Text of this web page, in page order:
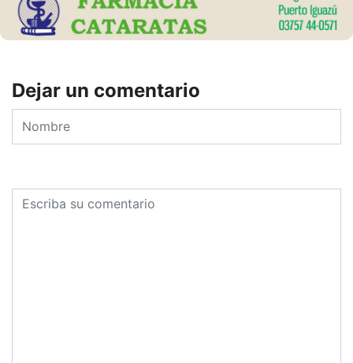
Dejar un comentario